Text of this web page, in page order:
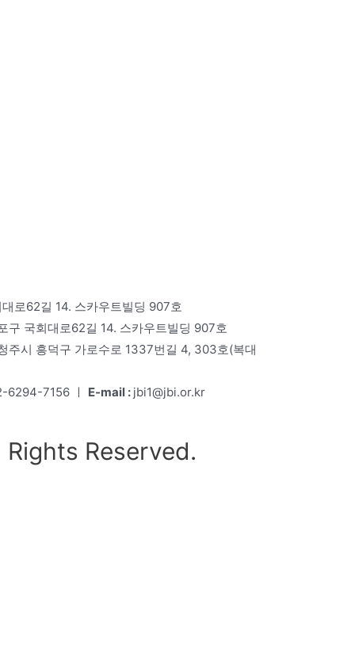
로62길 14. 스카우트빌딩 907호
구 국회대로62길 14. 스카우트빌딩 907호
주시 흥덕구 가로수로 1337번길 4, 303호(복대
6294-7156 ㅣ E-mail : jbi1@jbi.or.kr
Reserved.